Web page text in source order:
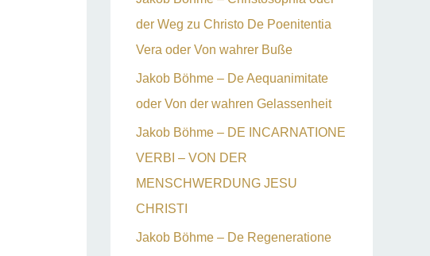
der Weg zu Christo De Poenitentia
Vera oder Von wahrer Buße
Jakob Böhme – De Aequanimitate
oder Von der wahren Gelassenheit
Jakob Böhme – DE INCARNATIONE
VERBI – VON DER
MENSCHWERDUNG JESU
CHRISTI
Jakob Böhme – De Regeneratione